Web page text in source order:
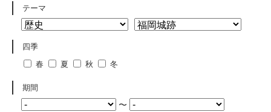
テーマ
四季
春
夏 秋 冬
期間
〜